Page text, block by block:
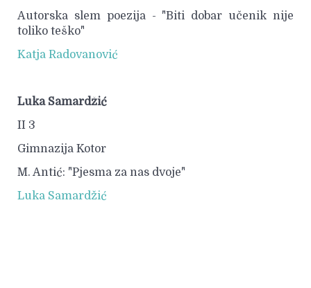
Autorska slem poezija - "Biti dobar učenik nije
toliko teško"
Katja Radovanović
Luka Samardžić
II 3
Gimnazija Kotor
M. Antić: "Pjesma za nas dvoje"
Luka Samardžić